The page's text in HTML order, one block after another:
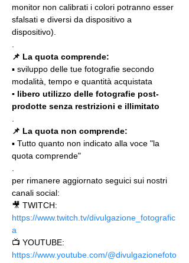
monitor non calibrati i colori potranno esser
sfalsati e diversi da dispositivo a
dispositivo).
📌 La quota comprende:
▪️ sviluppo delle tue fotografie secondo
modalità, tempo e quantità acquistata
▪️ libero utilizzo delle fotografie post-
prodotte senza restrizioni e illimitato
📌 La quota non comprende:
▪️ Tutto quanto non indicato alla voce "la
quota comprende"
per rimanere aggiornato seguici sui nostri
canali social:
🎥 TWITCH:
https://www.twitch.tv/divulgazione_fotografic
a
📺 YOUTUBE:
https://www.youtube.com/@divulgazionefoto